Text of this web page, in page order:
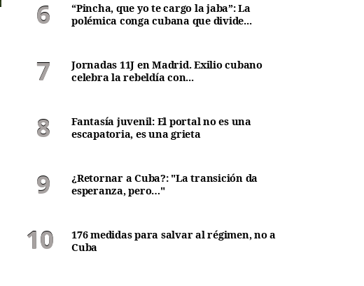
“Pincha, que yo te cargo la jaba”: La
polémica conga cubana que divide...
Jornadas 11J en Madrid. Exilio cubano
celebra la rebeldía con...
Fantasía juvenil: El portal no es una
escapatoria, es una grieta
¿Retornar a Cuba?: "La transición da
esperanza, pero…"
176 medidas para salvar al régimen, no a
Cuba